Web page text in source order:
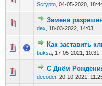
Scrypto 04-05-2020,
Замена
dex 18-03-2022, 14:03
Как заставить
buksa 17-05-2021, 10:31
С Днём
decoder, 20-10-2021,